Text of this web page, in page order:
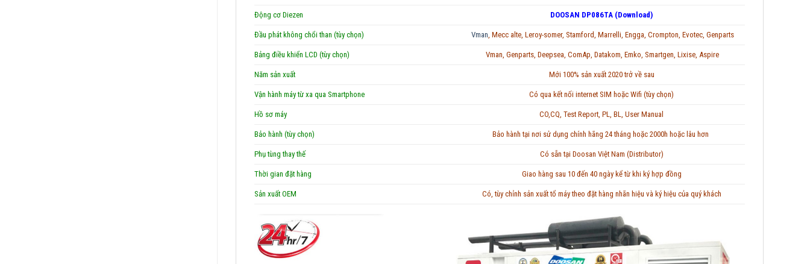
Động cơ Diezen DOOSAN DP086TA (Download)
Đầu phát không chổi than (tùy chọn) Vman , Mecc alte, Leroy-somer, Stamford, Marrelli, Engga, Crompton, Evotec, Genparts
Bảng điều khiển LCD (tùy chọn) Vman, Genparts, Deepsea, ComAp, Datakom, Emko, Smartgen, Lixise, Aspire
Năm sản xuất Mới 100% sản xuất 2020 trở về sau
Vận hành máy từ xa qua Smartphone Có qua kết nối internet SIM hoặc Wifi (tùy chọn)
Hồ sơ máy CO,CQ, Test Report, PL, BL, User Manual
Bảo hành (tùy chọn) Bảo hành tại nơi sử dụng chính hãng 24 tháng hoặc 2000h hoặc lâu hơn
Phụ tùng thay thế Có sẵn tại Doosan Việt Nam (Distributor)
Thời gian đặt hàng Giao hàng sau 10 đến 40 ngày kể từ khi ký hợp đồng
Sản xuất OEM Có, tùy chỉnh sản xuất tổ máy theo đặt hàng nhãn hiệu và ký hiệu của quý khách